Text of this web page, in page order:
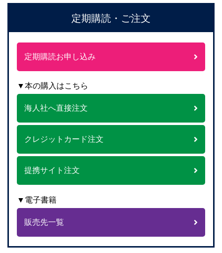
定期購読・ご注文
定期購読お申し込み
▼本の購入はこちら
海人社へ直接注文
クレジットカード注文
提携サイト注文
▼電子書籍
販売先一覧